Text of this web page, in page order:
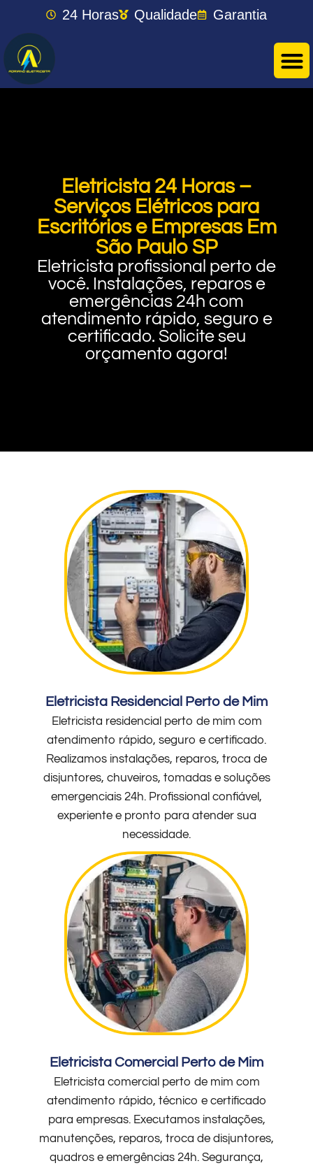
24 Horas Qualidade Garantia
Eletricista 24 Horas –
Serviços Elétricos para
Escritórios e Empresas Em
São Paulo SP
Eletricista profissional perto de
você. Instalações, reparos e
emergências 24h com
atendimento rápido, seguro e
certificado. Solicite seu
orçamento agora!
Eletricista Residencial Perto de Mim
Eletricista residencial perto de mim com
atendimento rápido, seguro e certificado.
Realizamos instalações, reparos, troca de
disjuntores, chuveiros, tomadas e soluções
emergenciais 24h. Profissional confiável,
experiente e pronto para atender sua
necessidade.
Eletricista Comercial Perto de Mim
Eletricista comercial perto de mim com
atendimento rápido, técnico e certificado
para empresas. Executamos instalações,
manutenções, reparos, troca de disjuntores,
quadros e emergências 24h. Segurança,